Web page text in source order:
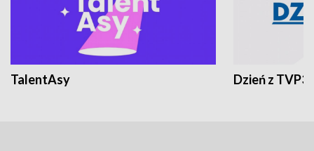
TalentAsy Dzień z TVP3